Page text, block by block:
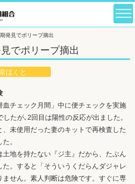
発見でポリープ摘出
でポリープ摘出
ほくと
チェック月間」中に便チェックを実施
たが､2回目は陽性の反応が出ました。
未使用だった妻のキットで再検査した
。
地を持たない『ジ主』だから、たぶん
。すると「そういうくだらんダジャレ
ません。素人判断は危険です。すぐに専